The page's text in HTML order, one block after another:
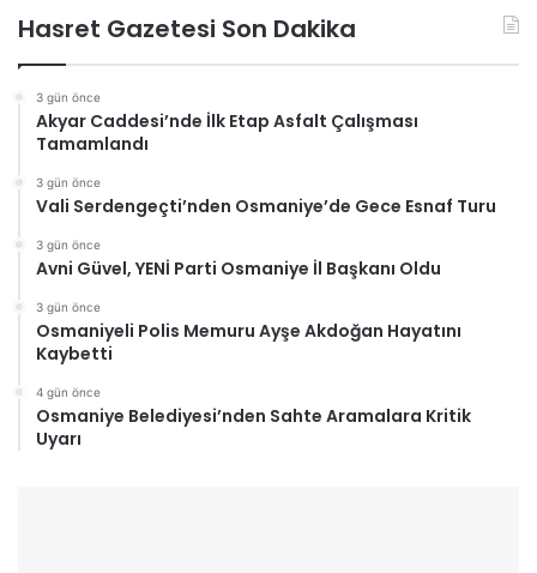
Hasret Gazetesi Son Dakika
3 gün önce
Akyar Caddesi’nde İlk Etap Asfalt Çalışması
Tamamlandı
3 gün önce
Vali Serdengeçti’nden Osmaniye’de Gece Esnaf Turu
3 gün önce
Avni Güvel, YENİ Parti Osmaniye İl Başkanı Oldu
3 gün önce
Osmaniyeli Polis Memuru Ayşe Akdoğan Hayatını
Kaybetti
4 gün önce
Osmaniye Belediyesi’nden Sahte Aramalara Kritik
Uyarı